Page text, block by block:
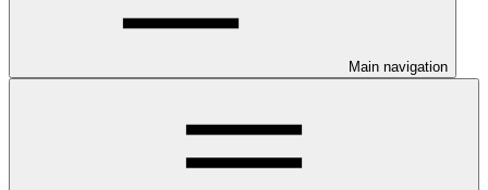
Main navigation